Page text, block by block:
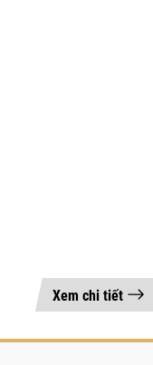
Xem chi tiết